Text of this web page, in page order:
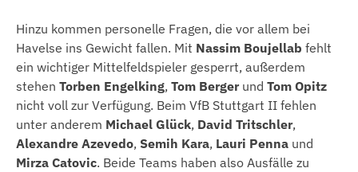
Hinzu kommen personelle Fragen, die vor allem bei
Havelse ins Gewicht fallen. Mit Nassim Boujellab fehlt
ein wichtiger Mittelfeldspieler gesperrt, außerdem
stehen Torben Engelking, Tom Berger und Tom Opitz
nicht voll zur Verfügung. Beim VfB Stuttgart II fehlen
unter anderem Michael Glück, David Tritschler,
Alexandre Azevedo, Semih Kara, Lauri Penna und
Mirza Catovic. Beide Teams haben also Ausfälle zu